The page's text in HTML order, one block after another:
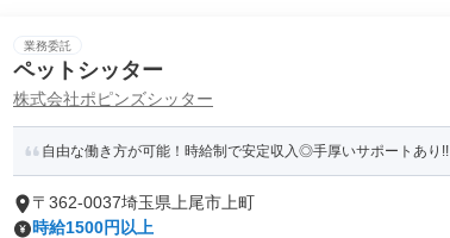
業務委託
ペットシッター
株式会社ポピンズシッター
自由な働き方が可能！時給制で安定収入◎手厚いサポートあり!!
〒362-0037埼玉県上尾市上町
時給1500円以上